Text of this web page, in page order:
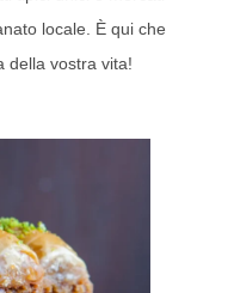
locale. È qui che
della vostra vita!